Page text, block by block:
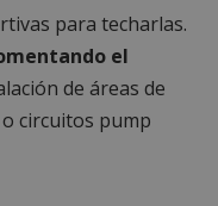
para techarlas.
el
de áreas de
circuitos pump